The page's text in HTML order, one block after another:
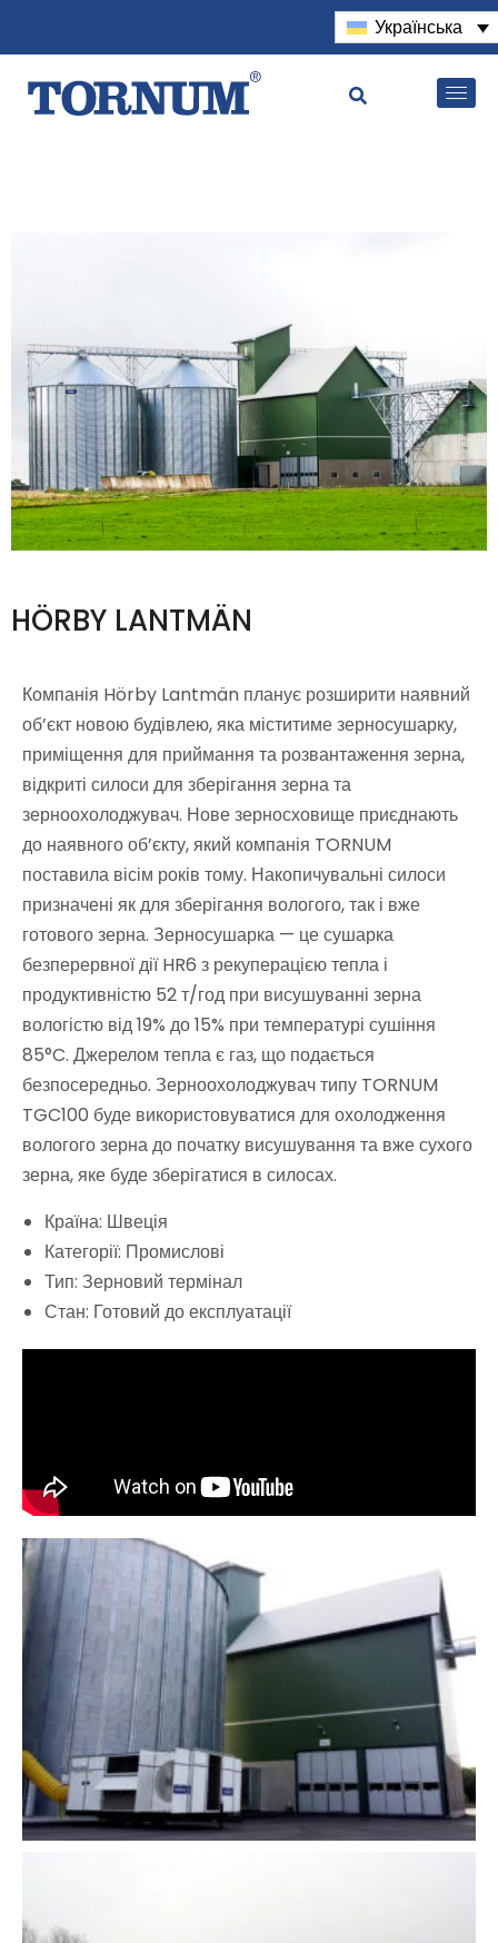
Українська
HÖRBY LANTMÄN
Компанія Hörby Lantmän планує розширити наявний
об’єкт новою будівлею, яка міститиме зерносушарку,
приміщення для приймання та розвантаження зерна,
відкриті силоси для зберігання зерна та
зерноохолоджувач. Нове зерносховище приєднають
до наявного об’єкту, який компанія TORNUM
поставила вісім років тому. Накопичувальні силоси
призначені як для зберігання вологого, так і вже
готового зерна. Зерносушарка — це сушарка
безперервної дії HR6 з рекуперацією тепла і
продуктивністю 52 т/год при висушуванні зерна
вологістю від 19% до 15% при температурі сушіння
85°C. Джерелом тепла є газ, що подається
безпосередньо. Зерноохолоджувач типу TORNUM
TGC100 буде використовуватися для охолодження
вологого зерна до початку висушування та вже сухого
зерна, яке буде зберігатися в силосах.
Країна: Швеція
Категорії: Промислові
Тип: Зерновий термінал
Стан: Готовий до експлуатації